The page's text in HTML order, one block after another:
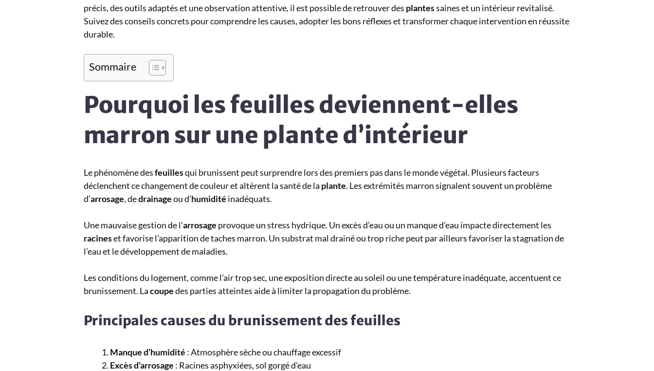
précis, des outils adaptés et une observation attentive, il est possible de retrouver des plantessaines et un intérieur revitalisé.
Suivez des conseils concrets pour comprendre les causes, adopter les bons réflexes et transformer chaque intervention en réussite
durable.
Sommaire
Pourquoi les feuilles deviennent-elles
marron sur une plante d’intérieur
Le phénomène desfeuillesqui brunissent peut surprendre lors des premiers pas dans le monde végétal. Plusieurs facteurs
déclenchent ce changement de couleur et altèrent la santé de la plante. Les extrémités marron signalent souvent un problème
d’arrosage, dedrainageou d’humidité inadéquats.
Une mauvaise gestion de l’arrosage provoque un stress hydrique. Un excès d’eau ou un manque d’eau impacte directement les
racineset favorise l’apparition de taches marron. Un substrat mal drainé ou trop riche peut par ailleurs favoriser la stagnation de
l’eau et le développement de maladies.
Les conditions du logement, comme l’air trop sec, une exposition directe au soleil ou une température inadéquate, accentuent ce
brunissement. Lacoupedes parties atteintes aide à limiter la propagation du problème.
Principales causes du brunissement des feuilles
Manque d’humidité : Atmosphère sèche ou chauffage excessif
Excès d’arrosage : Racines asphyxiées, sol gorgé d’eau